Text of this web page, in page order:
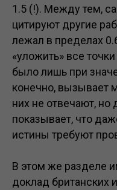
1.5 (!). Между тем,
цитируют другие
лежал в пределах
«уложить» все
было лишь при
конечно, вызывает
них не отвечают, но
показывает, что
истины требуют
В этом же разделе
доклад британских